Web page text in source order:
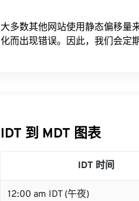
大多数其他网站使用静态偏移量
化而出现错误。因此，我们会定
IDT 到 MDT 图表
IDT 时间
12:00 am IDT (午夜)